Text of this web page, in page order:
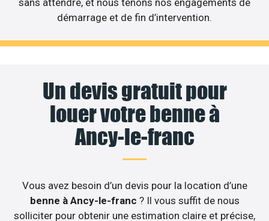
démarrage et de fin d’intervention.
Un devis gratuit pour
louer votre benne à
Ancy-le-franc
Vous avez besoin d’un devis pour la location d’une
benne à Ancy-le-franc ? Il vous suffit de nous
solliciter pour obtenir une estimation claire et précise,